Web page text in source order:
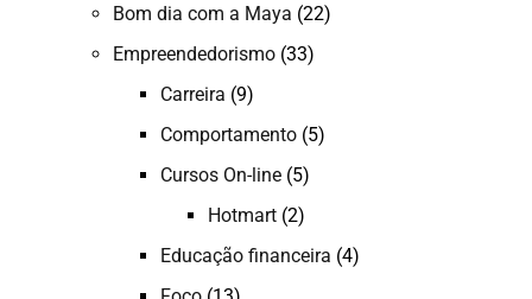
Bom dia com a Maya (22)
Empreendedorismo (33)
Carreira (9)
Comportamento (5)
Cursos On-line (5)
Hotmart (2)
Educação financeira (4)